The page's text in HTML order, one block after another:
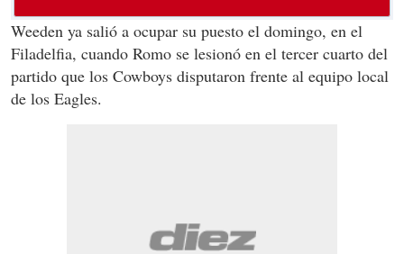
Weeden ya salió a ocupar su puesto el domingo, en el
Filadelfia, cuando Romo se lesionó en el tercer cuarto del
partido que los Cowboys disputaron frente al equipo local
de los Eagles.